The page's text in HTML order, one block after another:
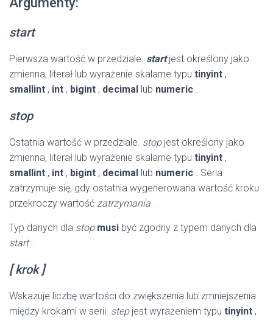
start
Pierwsza wartość w przedziale. start jest określony jako
zmienna, literał lub wyrażenie skalarne typu tinyint ,
smallint , int , bigint , decimal lub numeric .
stop
Ostatnia wartość w przedziale. stopjest określony jako
zmienna, literał lub wyrażenie skalarne typu tinyint ,
smallint , int , bigint , decimal lub numeric . Seria
zatrzymuje się, gdy ostatnia wygenerowana wartość kroku
przekroczy wartość zatrzymania .
Typ danych dla stop musi być zgodny z typem danych dla
start.
[ krok ]
Wskazuje liczbę wartości do zwiększenia lub zmniejszenia
między krokami w serii. stepjest wyrażeniem typu tinyint ,